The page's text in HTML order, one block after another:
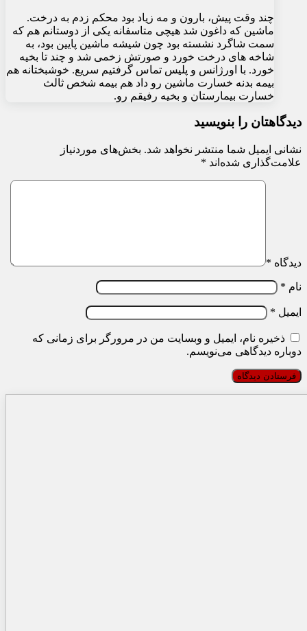
چند وقت پیش، بارون و مه زیاد بود محکم زدم به درخت.
ماشین که داغون شد هیچی متاسفانه یکی از دوستانم هم که
سمت شاگرد نشسته بود چون شیشه ماشین پایین بود، به
شاخه های درخت خورد و صورتش زخمی شد و چند تا بخیه
خورد. با اورژانس و پلیس تماس گرفتیم سریع. خوشبختانه هم
بیمه بدنه خسارت ماشین رو داد هم بیمه شخص ثالث
خسارت بیمارستان و بخیه رفیقم رو.
دیدگاهتان را بنویسید
نشانی ایمیل شما منتشر نخواهد شد. بخش‌های موردنیاز
علامت‌گذاری شده‌اند *
دیدگاه *
نام *
ایمیل *
ذخیره نام، ایمیل و وبسایت من در مرورگر برای زمانی که
دوباره دیدگاهی می‌نویسم.